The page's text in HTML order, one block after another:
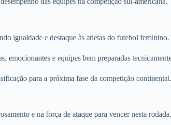
igualdade e destaque às atletas do futebol feminino.
emocionantes e equipes bem preparadas
para a próxima fase da competição continental.
e na força de ataque para vencer nesta rodada.